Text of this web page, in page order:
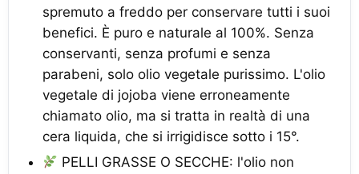
spremuto a freddo per conservare tutti i suoi
benefici. È puro e naturale al 100%. Senza
conservanti, senza profumi e senza
parabeni, solo olio vegetale purissimo. L'olio
vegetale di jojoba viene erroneamente
chiamato olio, ma si tratta in realtà di una
cera liquida, che si irrigidisce sotto i 15°.
PELLI GRASSE O SECCHE: l'olio non